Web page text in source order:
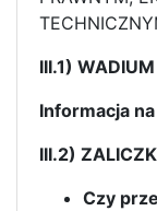
III.1) WADIUM
Informacja
III.2)
Czy